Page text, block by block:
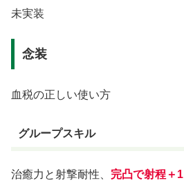
未実装
念装
血税の正しい使い方
グループスキル
治癒力と射撃耐性、 完凸で射程＋1